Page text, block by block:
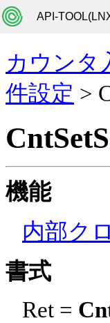
API-
カウンタ
件設定 >
機能
内部ク
書式
Ret =